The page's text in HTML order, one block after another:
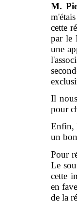
M.
cette
par le
une
Il
pour
Enfin,
un
Pour
Le
cette
en
de la